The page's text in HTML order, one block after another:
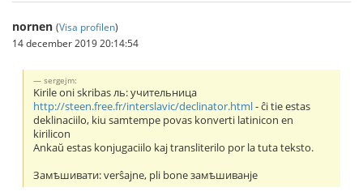
nornen (Visa profilen)
14 december 2019 20:14:54
sergejm:
Kirile oni skribas ль: учительница
http://steen.free.fr/interslavic/declinator.html- ĉi tie estas
deklinaciilo, kiu samtempe povas konverti latinicon en
kirilicon
Ankaŭ estas konjugaciilo kaj transliterilo por la tuta teksto.
Замѣшивати: verŝajne, pli bone замѣшиванje